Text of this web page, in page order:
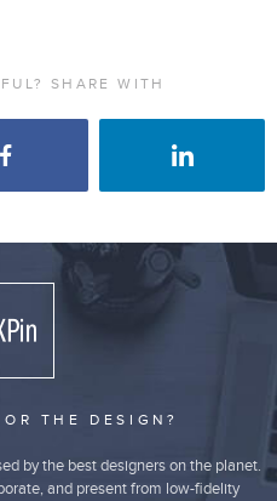
SHARE WITH
THE DESIGN?
by the best designers on the planet.
and present from low-fidelity